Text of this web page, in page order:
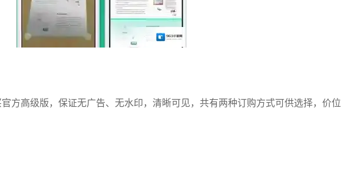
方高级版，保证无广告、无水印，清晰可见，共有两种订购方式可供选择，价位